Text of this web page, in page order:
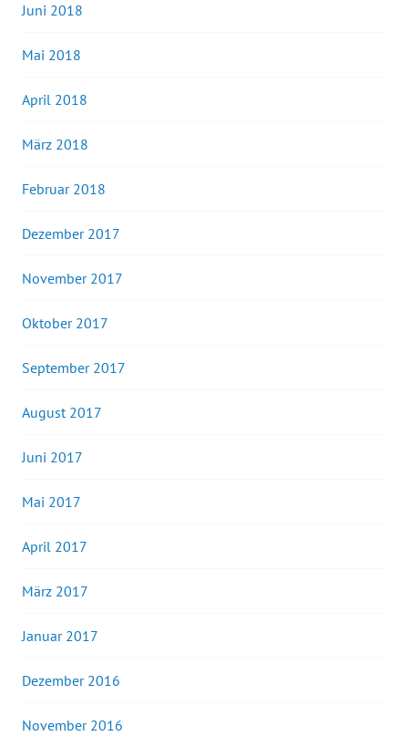
Juni 2018
Mai 2018
April 2018
März 2018
Februar 2018
Dezember 2017
November 2017
Oktober 2017
September 2017
August 2017
Juni 2017
Mai 2017
April 2017
März 2017
Januar 2017
Dezember 2016
November 2016